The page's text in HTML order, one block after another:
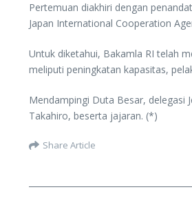
Pertemuan diakhiri dengan
Japan International Cooperation
Untuk diketahui, Bakamla RI telah
meliputi peningkatan kapasitas,
Mendampingi Duta Besar, delegasi
Takahiro, beserta jajaran. (*)
Share Article